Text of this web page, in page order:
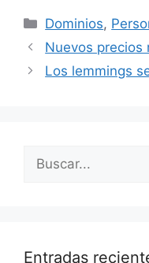
Categorías
Dominios,
Nuevos precios
Los lemmings
Buscar:
Entradas